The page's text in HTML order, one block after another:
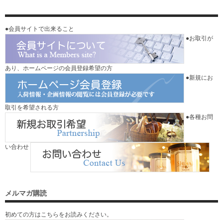
●会員サイトで出来ること
●お取引が
あり、ホームページの会員登録希望の方
●新規にお
取引を希望される方
●各種お問
い合わせ
メルマガ購読
初めての方はこちらをお読みください。